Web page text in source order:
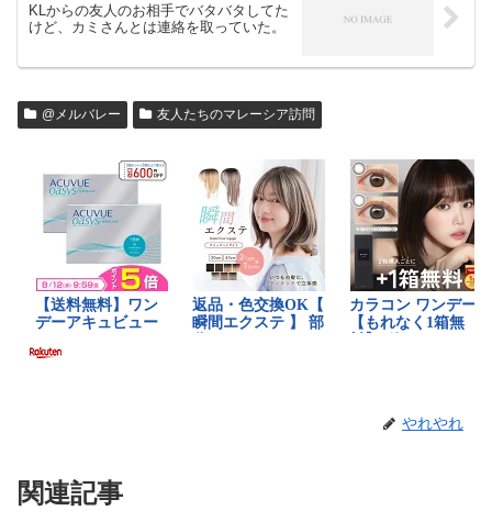
KLからの友人のお相手でバタバタしてた
けど、カミさんとは連絡を取っていた。
@メルバレー 友人たちのマレーシア訪問
やれやれ
関連記事